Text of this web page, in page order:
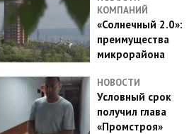
КОМПАНИЙ
«Солнечный 2.0»:
преимущества
микрорайона
НОВОСТИ
Условный срок
получил глава
«Промстроя»